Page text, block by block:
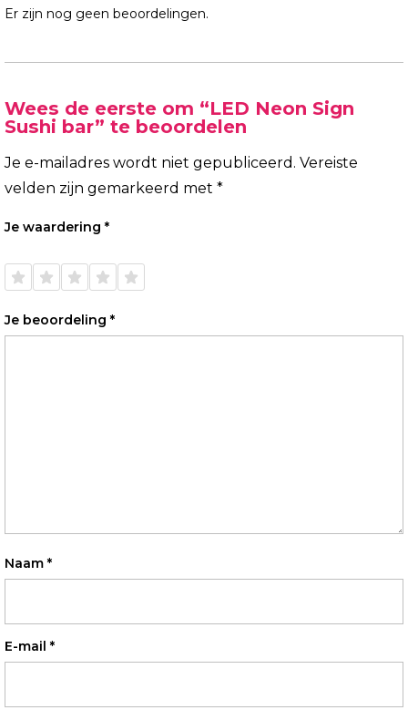
Er zijn nog geen beoordelingen.
Wees de eerste om “LED Neon Sign
Sushi bar” te beoordelen
Je e-mailadres wordt niet gepubliceerd. Vereiste
velden zijn gemarkeerd met *
Je waardering *
de 5
de 5
de 5
de 5
de 5
Je beoordeling *
Naam *
E-mail *